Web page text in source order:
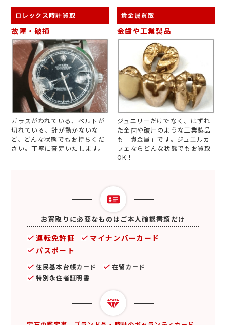
ロレックス時計買取
故障・破損
ガラスがわれている、ベルトが
切れている、針が動かないな
ど、どんな状態でもお持ちくだ
さい。丁寧に査定いたします。
貴金属買取
金歯や工業製品
ジュエリーだけでなく、はずれ
た金歯や破片のような工業製品
も「貴金属」です。ジュエルカ
フェならどんな状態でもお買取
OK！
お買取りに必要なものはご本人確認書類だけ
運転免許証
マイナンバーカード
パスポート
住民基本台帳カード
在留カード
特別永住者証明書